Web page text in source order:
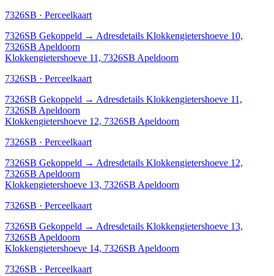
7326SB · Perceelkaart
7326SB Gekoppeld → Adresdetails Klokkengietershoeve 10,
7326SB Apeldoorn
Klokkengietershoeve 11, 7326SB Apeldoorn
7326SB · Perceelkaart
7326SB Gekoppeld → Adresdetails Klokkengietershoeve 11,
7326SB Apeldoorn
Klokkengietershoeve 12, 7326SB Apeldoorn
7326SB · Perceelkaart
7326SB Gekoppeld → Adresdetails Klokkengietershoeve 12,
7326SB Apeldoorn
Klokkengietershoeve 13, 7326SB Apeldoorn
7326SB · Perceelkaart
7326SB Gekoppeld → Adresdetails Klokkengietershoeve 13,
7326SB Apeldoorn
Klokkengietershoeve 14, 7326SB Apeldoorn
7326SB · Perceelkaart